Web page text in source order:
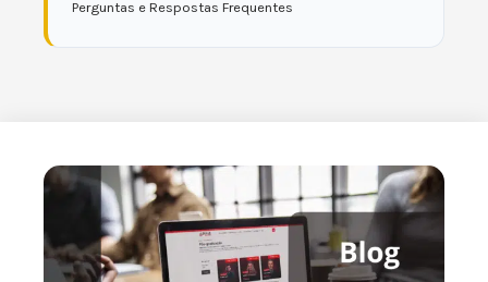
Perguntas e Respostas Frequentes